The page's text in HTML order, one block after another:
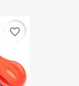
favorite_border